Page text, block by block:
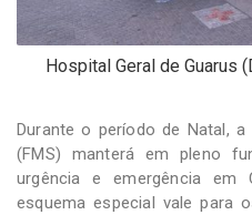
Hospital Geral de Guarus
Durante o período de Natal, a
(FMS) manterá em pleno
urgência e emergência em
esquema especial vale para